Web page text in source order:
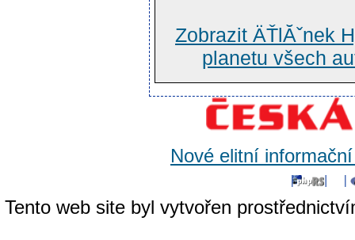
Zobrazit ÄŤlĂˇnek
planetu všech
Nové elitní
Tento web site byl vytvořen